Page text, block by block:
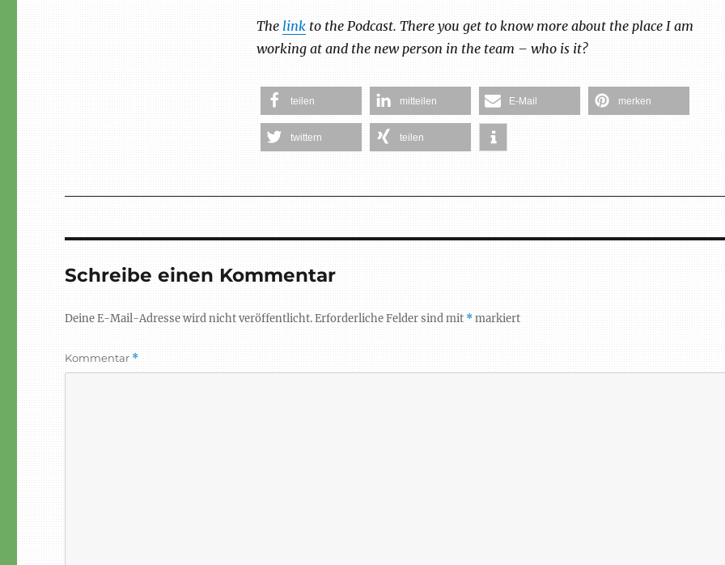
The linkto the Podcast. There you get to know more about the place I am
working at and the new person in the team – who is it?
teilen mitteilen E-Mail merken
twittern teilen
Schreibe einen Kommentar
Deine E-Mail-Adresse wird nicht veröffentlicht.Erforderliche Felder sind mit *markiert
Kommentar *